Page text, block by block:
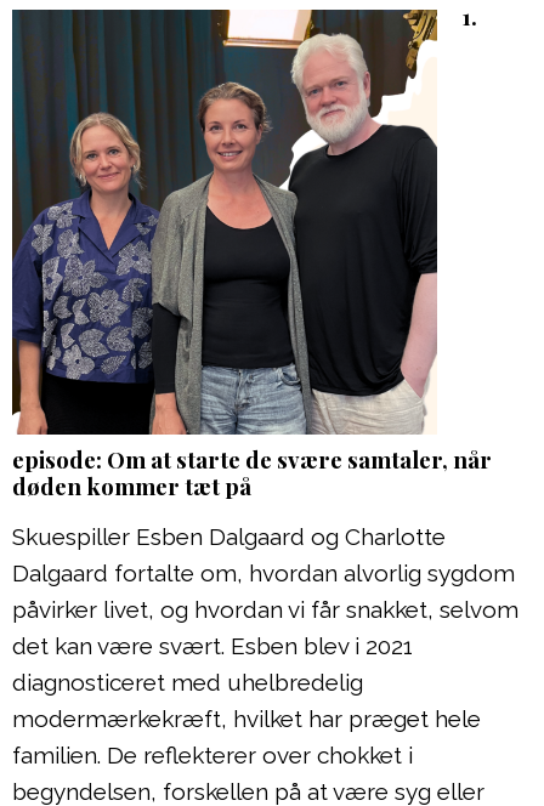
1.
episode: Om at starte de svære samtaler, når
døden kommer tæt på
Skuespiller Esben Dalgaard og Charlotte
Dalgaard fortalte om, hvordan alvorlig sygdom
påvirker livet, og hvordan vi får snakket, selvom
det kan være svært. Esben blev i 2021
diagnosticeret med uhelbredelig
modermærkekræft, hvilket har præget hele
familien. De reflekterer over chokket i
begyndelsen, forskellen på at være syg eller